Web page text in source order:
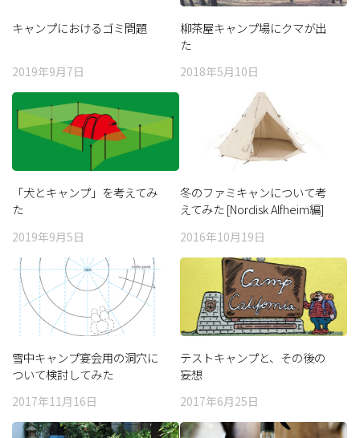
キャンプにおけるゴミ問題
2019年9月7日
柳茶屋キャンプ場にクマが出
た
2018年5月10日
「犬とキャンプ」を考えてみ
た
2019年9月5日
冬のファミキャンについて考
えてみた [Nordisk Alfheim編]
2016年10月19日
雪中キャンプ宴会用の洞穴に
ついて検討してみた
2017年11月16日
テストキャンプと、その後の
妄想
2017年6月25日